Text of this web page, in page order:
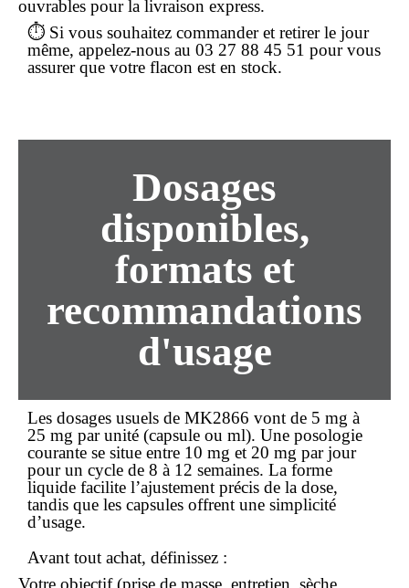
ouvrables pour la livraison express.
⏱️ Si vous souhaitez commanderet retirer le jour
même, appelez-nous au 03 27 88 45 51 pour vous
assurer que votre flacon est en stock.
Dosages
disponibles,
formats et
recommandations
d'usage
Les dosages usuels de MK2866 vont de 5 mg à
25 mg par unité (capsule ou ml). Une posologie
courante se situe entre 10 mg et 20 mg par jour
pour un cycle de 8 à 12 semaines. La forme
liquide facilite l’ajustement précis de la dose,
tandis que les capsules offrent une simplicité
d’usage.
Avant tout achat, définissez :
Votre objectif (prise de masse, entretien, sèche,